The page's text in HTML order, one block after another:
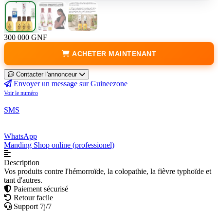
300 000 GNF
ACHETER MAINTENANT
Contacter l'annonceur
Envoyer un message sur Guineezone
Voir le numéro
SMS
WhatsApp
Manding Shop online (professionel)
Description
Vos produits contre l'hémorroïde, la colopathie, la fièvre typhoïde et
tant d'autres.
Paiement sécurisé
Retour facile
Support 7j/7